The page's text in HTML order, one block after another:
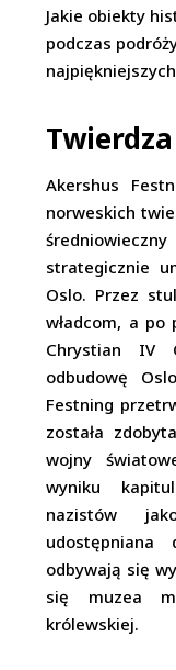
Jakie obiekty
podczas
Akershus
norweskich
strategicznie
Oslo. Przez
władcom, a
Chrystian IV
odbudowę
Festning
została
wojny
wyniku
nazistów
odbywają się
się muzea
królewskiej.